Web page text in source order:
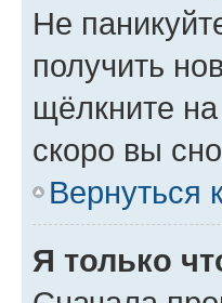
Не
получить
щёлкните
скоро вы
Вернуться
Я только